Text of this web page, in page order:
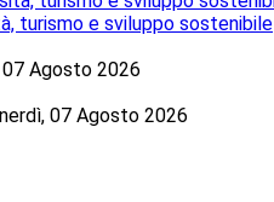
turismo e sviluppo sostenibile
Agosto 2026
07 Agosto 2026